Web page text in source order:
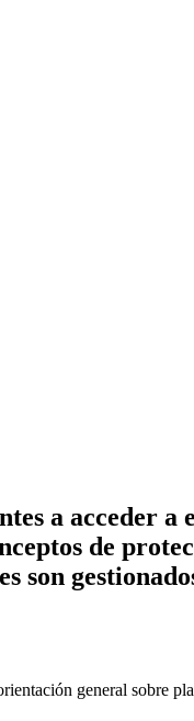
a acceder a
de
son
general sobre